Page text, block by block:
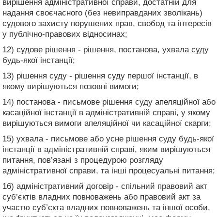
вирішення адміністративної справи, достатній для
надання своєчасного (без невиправданих зволікань)
судового захисту порушених прав, свобод та інтересів
у публічно-правових відносинах;
12) судове рішення - рішення, постанова, ухвала суду
будь-якої інстанції;
13) рішення суду - рішення суду першої інстанції, в
якому вирішуються позовні вимоги;
14) постанова - письмове рішення суду апеляційної або
касаційної інстанції в адміністративній справі, у якому
вирішуються вимоги апеляційної чи касаційної скарги;
15) ухвала - письмове або усне рішення суду будь-якої
інстанції в адміністративній справі, яким вирішуються
питання, пов’язані з процедурою розгляду
адміністративної справи, та інші процесуальні питання;
16) адміністративний договір - спільний правовий акт
суб’єктів владних повноважень або правовий акт за
участю суб’єкта владних повноважень та іншої особи,